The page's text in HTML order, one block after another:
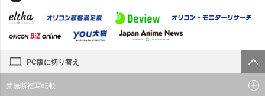
PC版に切り替え
禁無断複写転載